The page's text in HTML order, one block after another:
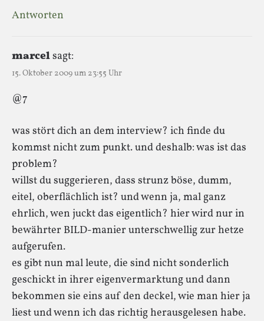
Antworten
marcelsagt:
15. Oktober 2009 um 23:55 Uhr
@7
was stört dich an dem interview? ich finde du
kommst nicht zum punkt. und deshalb: was ist das
problem?
willst du suggerieren, dass strunz böse, dumm,
eitel, oberflächlich ist? und wenn ja, mal ganz
ehrlich, wen juckt das eigentlich? hier wird nur in
bewährter BILD-manier unterschwellig zur hetze
aufgerufen.
es gibt nun mal leute, die sind nicht sonderlich
geschickt in ihrer eigenvermarktung und dann
bekommen sie eins auf den deckel, wie man hier ja
liest und wenn ich das richtig herausgelesen habe.